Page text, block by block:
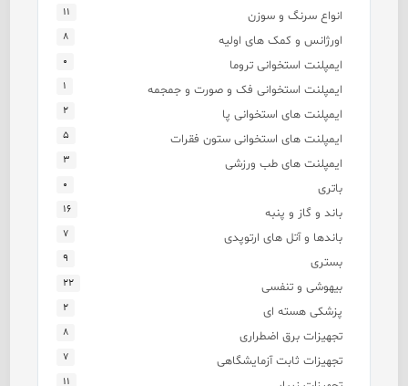
انواع سرنگ و سوزن ۱۱
اورژانس و کمک های اولیه ۸
ایمپلنت استخوانی تروما ۰
ایمپلنت استخوانی فک و صورت و جمجمه ۱
ایمپلنت های استخوانی پا ۲
ایمپلنت های استخوانی ستون فقرات ۵
ایمپلنت های طب ورزشی ۳
باتری ۰
باند و گاز و پنبه ۱۶
باندها و آتل های ارتوپدی ۷
بستری ۹
بیهوشی و تنفسی ۲۲
پزشکی هسته ای ۲
تجهیزات برق اضطراری ۸
تجهیزات ثابت آزمایشگاهی ۷
۱۱